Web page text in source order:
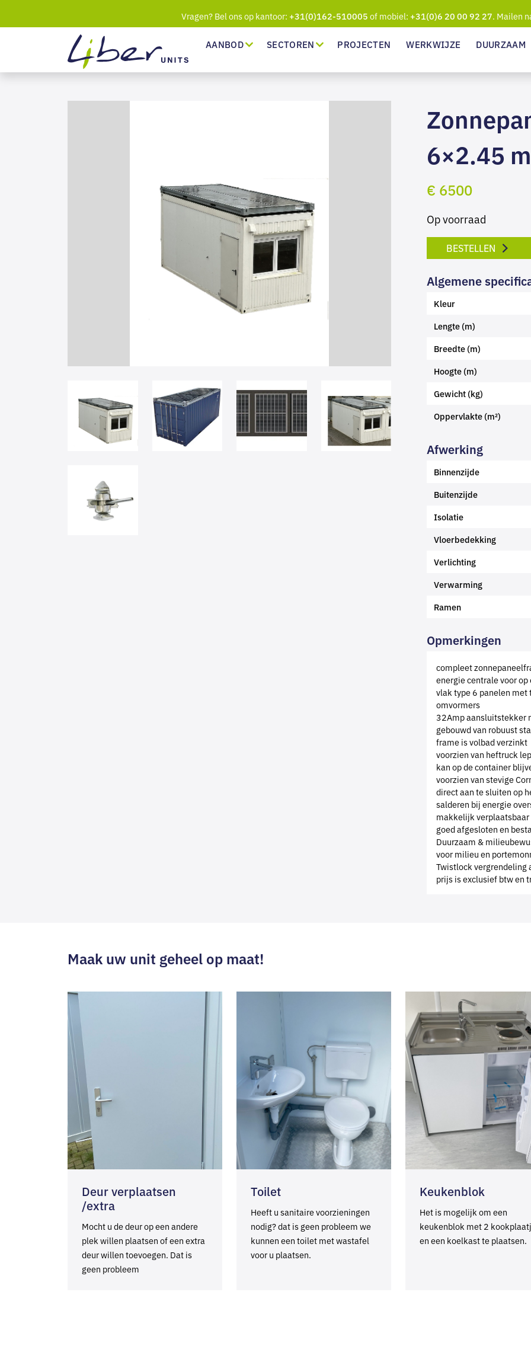
Vragen? Bel ons op kantoor: +31(0)162-510005 of mobiel: +31(0)6 20 00 92 27. Mailen
AANBOD SECTOREN PROJECTEN WERKWIJZE DUURZAAM
6×2.45
€ 6500
Op voorraad
BESTELLEN
Algemene
Kleur
Lengte (m)
Breedte (m)
Hoogte (m)
Gewicht (kg)
Oppervlakte (m²)
Afwerking
Binnenzijde
Buitenzijde
Isolatie
Vloerbedekking
Verlichting
Verwarming
Ramen
Opmerkingen
compleet
energie centrale voor
vlak type 6 panelen
omvormers
32Amp aansluitstekker
gebouwd van robuust
frame is volbad verzinkt
voorzien van heftruck
kan op de container
voorzien van stevige
direct aan te sluiten op
salderen bij energie
makkelijk
goed afgesloten en
Duurzaam &
voor milieu en
Twistlock vergrendeling
prijs is exclusief btw en
Maak uw unit geheel op maat!
Deur verplaatsen
/extra
Mocht u de deur op een andere
plek willen plaatsen of een extra
deur willen toevoegen. Dat is
geen probleem
Toilet
Heeft u sanitaire voorzieningen
nodig? dat is geen probleem we
kunnen een toilet met wastafel
voor u plaatsen.
Keukenblok
Het is mogelijk om een
keukenblok met 2
en een koelkast te plaatsen.